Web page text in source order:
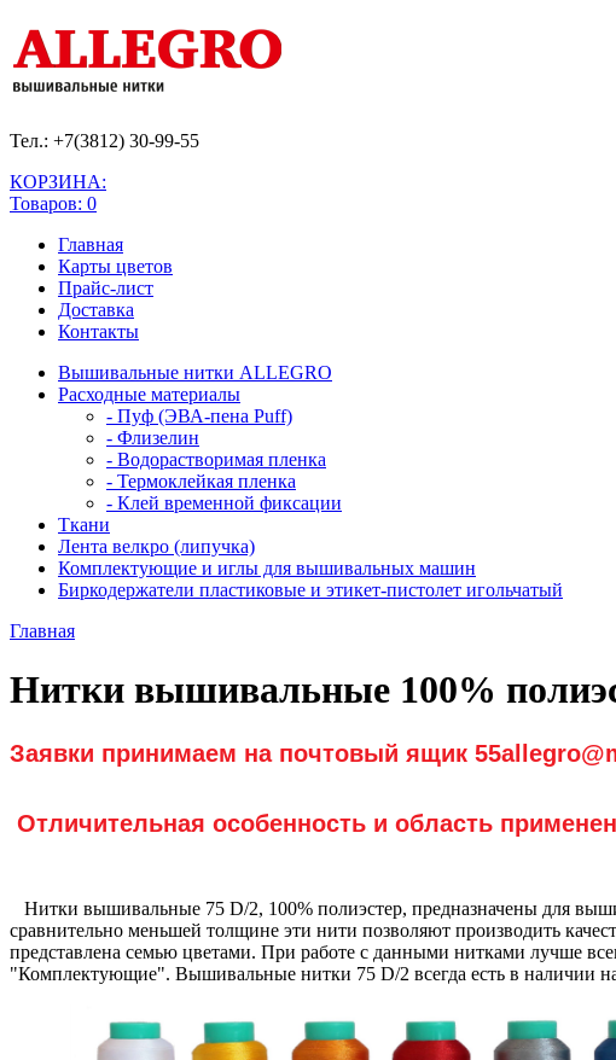
Тел.: +7(3812) 30-99-55
КОРЗИНА:
Товаров: 0
Главная
Карты цветов
Прайс-лист
Доставка
Контакты
Вышивальные нитки ALLEGRO
Расходные материалы
- Пуф (ЭВА-пена Puff)
- Флизелин
- Водорастворимая пленка
- Термоклейкая пленка
- Клей временной фиксации
Ткани
Лента велкро (липучка)
Комплектующие и иглы для вышивальных машин
Биркодержатели пластиковые и этикет-пистолет игольчатый
Главная
Нитки вышивальные 100%
Заявки принимаем на почтовый ящик
Отличительная особенность и область
Нитки вышивальные 75 D/2, 100% полиэстер, предназначены для
сравнительно меньшей толщине эти нити позволяют производить
представлена семью цветами. При работе с данными нитками лучше
"Комплектующие". Вышивальные нитки 75 D/2 всегда есть в наличии